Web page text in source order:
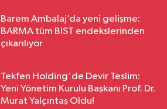
Barem Ambalaj’da yeni gelişme:
BARMA tüm BIST endekslerinden
çıkarılıyor
Tekfen Holding'de Devir Teslim:
Yeni Yönetim Kurulu Başkanı Prof. Dr.
Murat Yalçıntaş Oldu!